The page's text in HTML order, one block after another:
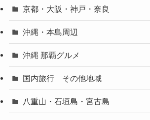
京都・大阪・神戸・奈良
沖縄・本島周辺
沖縄 那覇グルメ
国内旅行 その他地域
八重山・石垣島・宮古島